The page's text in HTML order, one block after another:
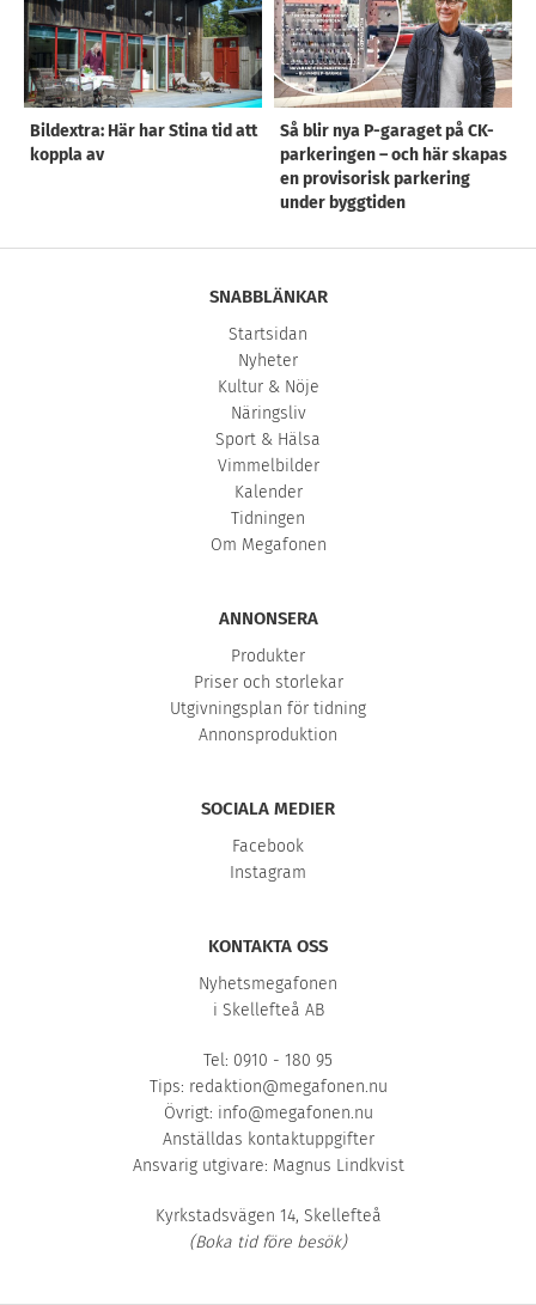
Bildextra: Här har Stina tid att
koppla av
Så blir nya P-garaget på CK-
parkeringen – och här skapas
en provisorisk parkering
under byggtiden
SNABBLÄNKAR
Startsidan
Nyheter
Kultur & Nöje
Näringsliv
Sport & Hälsa
Vimmelbilder
Kalender
Tidningen
Om Megafonen
ANNONSERA
Produkter
Priser och storlekar
Utgivningsplan för tidning
Annonsproduktion
SOCIALA MEDIER
Facebook
Instagram
KONTAKTA OSS
Nyhetsmegafonen
i Skellefteå AB
Tel: 0910 - 180 95
Tips: redaktion@megafonen.nu
Övrigt: info@megafonen.nu
Anställdas kontaktuppgifter
Ansvarig utgivare: Magnus Lindkvist
Kyrkstadsvägen 14, Skellefteå
(Boka tid före besök)